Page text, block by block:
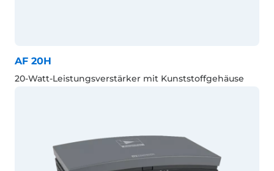
AF 20H
20-Watt-Leistungsverstärker mit Kunststoffgehäuse